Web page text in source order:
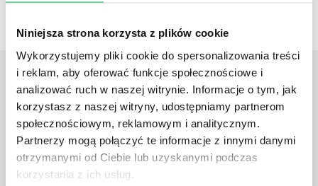
Niniejsza strona korzysta z plików cookie
Wykorzystujemy pliki cookie do spersonalizowania treści
i reklam, aby oferować funkcje społecznościowe i
analizować ruch w naszej witrynie. Informacje o tym, jak
korzystasz z naszej witryny, udostępniamy partnerom
społecznościowym, reklamowym i analitycznym.
Partnerzy mogą połączyć te informacje z innymi danymi
otrzymanymi od Ciebie lub uzyskanymi podczas
korzystania z ich usług.
ZOBACZOSTATNIE ARTYKUŁY
z tej strefy wiedzy
JAK WYGLĄDA PRACA ZESPOŁÓW
PROJEKTOWYCH W ZWINNEJ METODYCE?
Project management (czyli zarządzanie projektami)